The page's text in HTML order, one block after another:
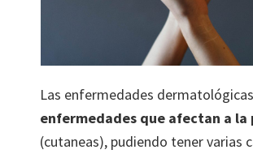
Las enfermedades
enfermedades que afectan a la
(cutaneas), pudiendo tener varias